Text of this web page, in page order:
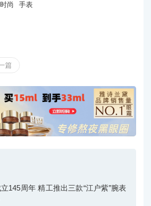
时尚 手表
篇
145周年 精工推出三款“江户紫”腕表